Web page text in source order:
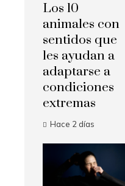
Los 10
animales con
sentidos que
les ayudan a
adaptarse a
condiciones
extremas
Hace 2 días